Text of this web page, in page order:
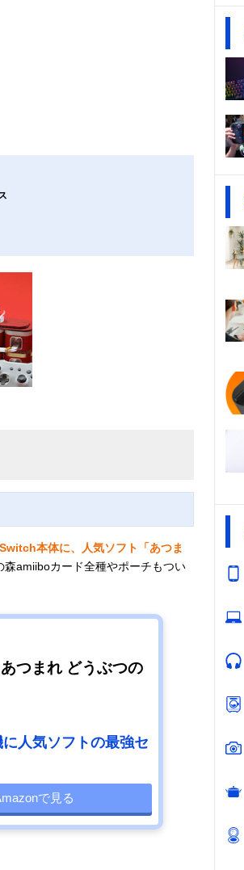
本体に、人気ソフト「あつま
amiiboカード全種やポーチもつい
つまれ どうぶつの
人気ソフトの最強セ
で見る